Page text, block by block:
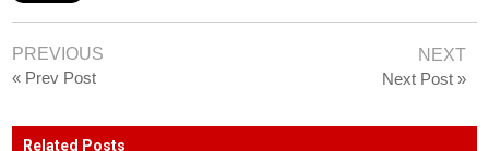
PREVIOUS
« Prev Post
NEXT
Next Post »
Related Posts